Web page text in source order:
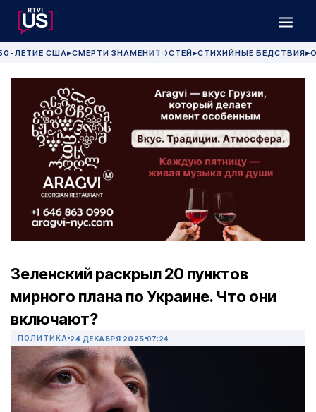
ЛЕТИЕ США▶СМЕРТИ ЗНАМЕНИТОСТЕЙ▶СТИХИЙНЫЕ БЕДСТВИЯ▶
Зеленский раскрыл 20 пунктов
мирного плана по Украине. Что они
включают?
ПОЛИТИКА 24 ДЕКАБРЯ 2025 07:24